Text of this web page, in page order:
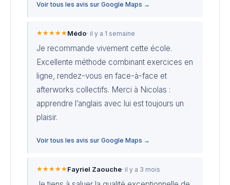
Voir tous les avis sur Google Maps →
★★★★★Médo· il y a 1 semaine
Je recommande vivement cette école.
Excellente méthode combinant exercices en
ligne, rendez-vous en face-à-face et
afterworks collectifs. Merci à Nicolas :
apprendre l’anglais avec lui est toujours un
plaisir.
Voir tous les avis sur Google Maps →
★★★★★Fayriel Zaouche· il y a 3 mois